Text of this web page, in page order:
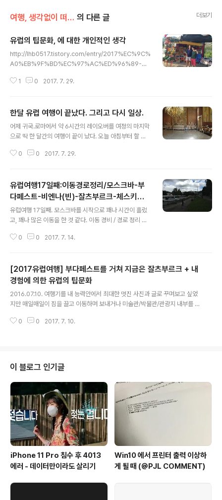
여행, 생각없이 떠나는게 제맛 의 다른 글 더보기
유럽의 팁문화, 에 대한 개인적인 생각
http://lhb0517.tistory.com/entry/2017%EC%9C%
A0%EB%9F%BD%EC%97%AC%ED%96%89-%E
A%A4%ED%8A%B8%EB%A5%BC-%EA%B1%B
6%80%EB%A5%B4%ED%81%AC-%EB%82%B4
-%EA%B2%BD%ED%97%98%EC%97%90-%E
C%9D%98%ED%95%9C-%EC%9C%A0%EB%9
8%ED%99%94유럽의 팁문화에 대해 전에 쓴 글에서도
1 0 2017. 7. 29.
한달 유럽 여행이 끝났다. 그리고 다시 일상.
어제 귀국.로마에서 약 6시간의 레이오버를 여정의 마지막
으로 딱 한 달간의 여행이 끝이 났다. 오늘 아침부터 할 일
람 소리를 한 두번 듣긴 들었는데 옆에서 자고 있던 아내가
도 귀찮아서 다시 잠들기로 했다. 곧 옆에서 아내도 일어났
는데 아이폰 시계를 보고 벌써 2시가 다 되어 간다고 했다.
끝내 일어나 확인해보니 정말 오후였다. 약 12시간 내내 잠
들어 있었던 것이다. 이게 말로만 듣던 시차 적응(?)인건가
싶기도 하고 그냥 피곤해서 그런건가 보다 하며, 하지 못한
일정(세차, 식사, 목욕탕)을 소화하기 위해 부랴부랴 세차
0 0 2017. 7. 29.
유럽여행17일째:이동경로정리/모스크바-부
다페스트-비엔나(빈)-잘츠부르크-체스키크
롬로프-프라하-두브로브니크
유럽여행 17일째. 모스크바를 시작으로 꽤나 시간이 흘렀
고, 꽤나 많은 이동을 한 것 같다. 이동 경비 / 경로 정리 겸
[$경로 : $이동수단, $경비(비용), $조건, $구매처] 0. 인
예약변경 및 취소 불가 티켓이라는 점 때문에 더욱이 고생
하였다. 원래는 다구간 여행티켓의 경우 앞의 일정 중 하나
라도 사용되지 않으면(no-show 포함) 이후 일정도 모두
사용할 수 없는 티켓으로 되는 것이다. 다행히 대한항공의
욱 과장님의 살신성인과 같은 도움으로 한국으로 돌아가는
0 0 2017. 7. 14.
[2017유럽여행] 부다페스트를 거쳐 지금은 잘츠부르크 + 내
경험에 의한 유럽의 팁문화
2016.07.10. 여행기를 내 능력안에서 최대한 멋진 사진과 글로 꾸며보고 싶었
지만 매일매일이 짐을 끌고 이동하며 보내거나 미술관/박물관/관광지 내부를 돌
갈음할 수 있다고 볼 수 있다.(갑자기 말투가...) (이젠 컴퓨터도 안 켜고 모바일
해서 청구하는 경우가 많고(계산하기 전까지는 모른다) 그렇지 않더라도 팁을
줘야하는 의무는 없다. 다만, 서비스가 마음에 들 경우 계산서에 서명하기 전,..
0 0 2017. 7. 10.
이 블로그 인기글
iPhone 11 Pro 침수 후 4013
에러 - 데이터만이라도 살리기
Win10 에서 프린터 출력 이상하
게 될 때 (@PJL COMMENT)